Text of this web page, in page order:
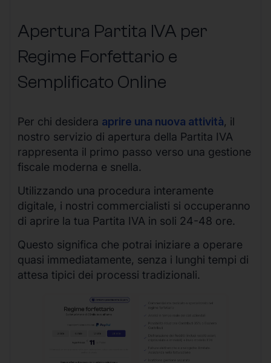
Apertura Partita IVA per
Regime Forfettario e
Semplificato Online
Per chi desidera aprire una nuova attività, il
nostro servizio di apertura della Partita IVA
rappresenta il primo passo verso una gestione
fiscale moderna e snella.
Utilizzando una procedura interamente
digitale, i nostri commercialisti si occuperanno
di aprire la tua Partita IVA in soli 24-48 ore.
Questo significa che potrai iniziare a operare
quasi immediatamente, senza i lunghi tempi di
attesa tipici dei processi tradizionali.